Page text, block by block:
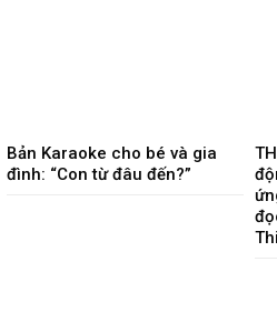
Bản Karaoke cho bé và gia
đình: “Con từ đâu đến?”